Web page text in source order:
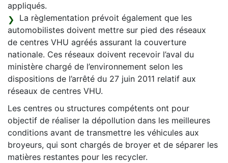
appliqués.
La règlementation prévoit également que les
automobilistes doivent mettre sur pied des réseaux
de centres VHU agréés assurant la couverture
nationale. Ces réseaux doivent recevoir l’aval du
ministère chargé de l’environnement selon les
dispositions de l’arrêté du 27 juin 2011 relatif aux
réseaux de centres VHU.
Les centres ou structures compétents ont pour
objectif de réaliser la dépollution dans les meilleures
conditions avant de transmettre les véhicules aux
broyeurs, qui sont chargés de broyer et de séparer les
matières restantes pour les recycler.